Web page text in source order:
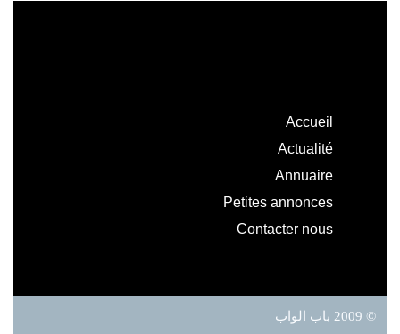
Accueil
Actualité
Annuaire
Petites annonces
Contacter nous
© 2009 باب الواب